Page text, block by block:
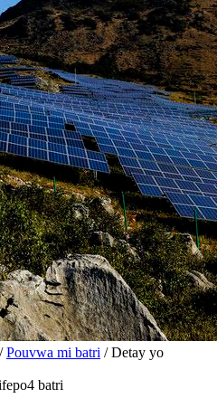
/Pouvwa mi batri / Detay yo